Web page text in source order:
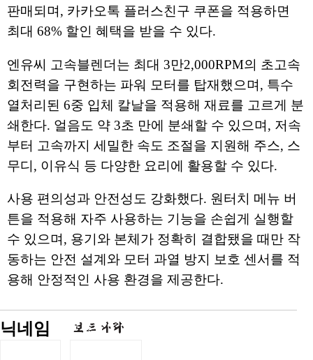
판매되며, 카카오톡 플러스친구 쿠폰을 적용하면
최대 68% 할인 혜택을 받을 수 있다.
엔유씨 고속블렌더는 최대 3만2,000RPM의 초고속
회전력을 구현하는 파워 모터를 탑재했으며, 특수
열처리된 6중 입체 칼날을 적용해 재료를 고르게 분
쇄한다. 얼음도 약 3초 만에 분쇄할 수 있으며, 저속
부터 고속까지 세밀한 속도 조절을 지원해 주스, 스
무디, 이유식 등 다양한 요리에 활용할 수 있다.
사용 편의성과 안전성도 강화했다. 원터치 메뉴 버
튼을 적용해 자주 사용하는 기능을 손쉽게 실행할
수 있으며, 용기와 본체가 정확히 결합됐을 때만 작
동하는 안전 설계와 모터 과열 방지 보호 센서를 적
용해 안정적인 사용 환경을 제공한다.
닉네임